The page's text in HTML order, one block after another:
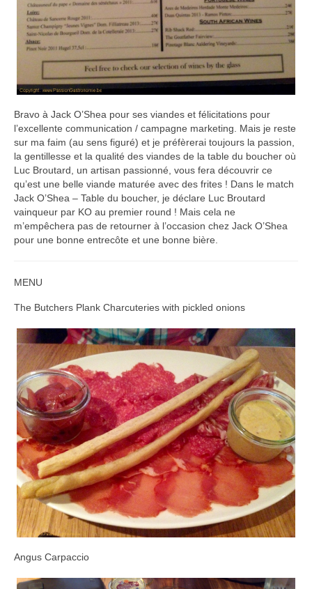
Bravo à Jack O’Shea pour ses viandes et félicitations pour
l’excellente communication / campagne marketing. Mais je reste
sur ma faim (au sens figuré) et je préfèrerai toujours la passion,
la gentillesse et la qualité des viandes de la table du boucher où
Luc Broutard, un artisan passionné, vous fera découvrir ce
qu’est une belle viande maturée avec des frites ! Dans le match
Jack O’Shea – Table du boucher, je déclare Luc Broutard
vainqueur par KO au premier round ! Mais cela ne
m’empêchera pas de retourner à l’occasion chez Jack O’Shea
pour une bonne entrecôte et une bonne bière.
MENU
The Butchers Plank Charcuteries with pickled onions
Angus Carpaccio